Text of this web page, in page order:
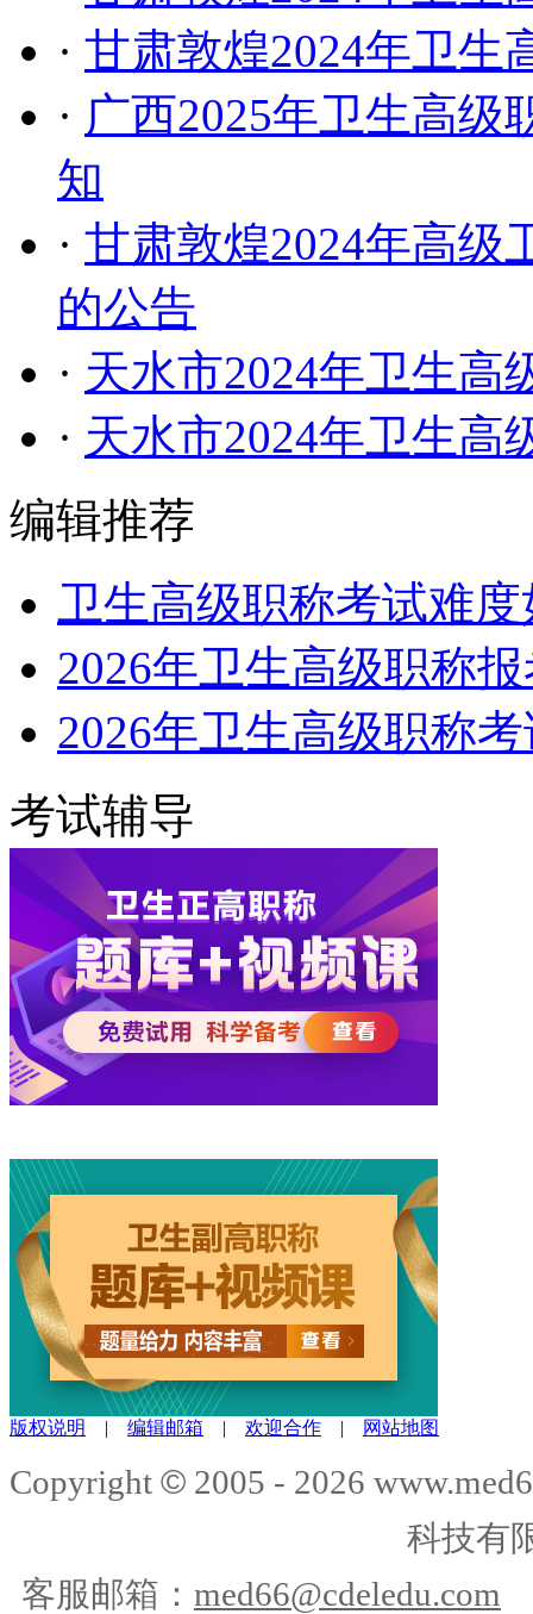
· 甘肃敦煌2024年卫生
· 广西2025年卫生高级
知
· 甘肃敦煌2024年高级
的公告
· 天水市2024年卫生高
· 天水市2024年卫生高
编辑推荐
卫生高级职称考试难
2026年卫生高级职称
2026年卫生高级职称
考试辅导
版权说明 | 编辑邮箱 | 欢迎合作 | 网站地图
Copyright © 2005 - 2026
科技有
客服邮箱： med66@cdeledu.com